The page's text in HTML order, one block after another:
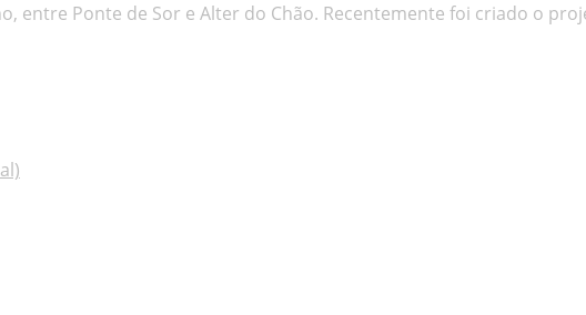
entre Ponte de Sor e Alter do Chão. Recentemente foi criado o